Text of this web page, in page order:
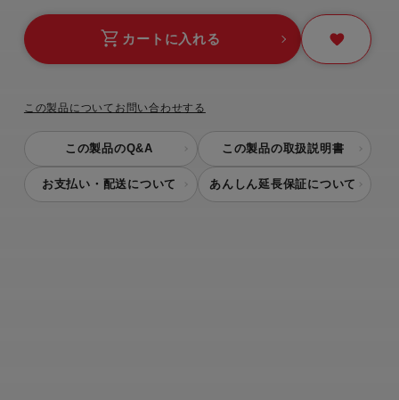
カートに入れる
この製品についてお問い合わせする
この製品のQ&A この製品の取扱説明書
お支払い・配送について あんしん延長保証について